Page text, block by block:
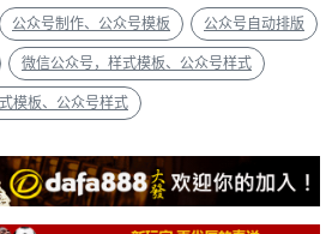
公众号制作、公众号模板 公众号自动排版
微信公众号，样式模板、公众号样式
模板、公众号样式